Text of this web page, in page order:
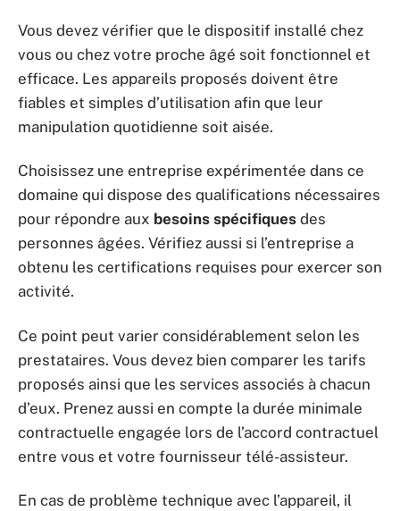
Vous devez vérifier que le dispositif installé chez
vous ou chez votre proche âgé soit fonctionnel et
efficace. Les appareils proposés doivent être
fiables et simples d’utilisation afin que leur
manipulation quotidienne soit aisée.
Choisissez une entreprise expérimentée dans ce
domaine qui dispose des qualifications nécessaires
pour répondre aux besoins spécifiques des
personnes âgées. Vérifiez aussi si l’entreprise a
obtenu les certifications requises pour exercer son
activité.
Ce point peut varier considérablement selon les
prestataires. Vous devez bien comparer les tarifs
proposés ainsi que les services associés à chacun
d’eux. Prenez aussi en compte la durée minimale
contractuelle engagée lors de l’accord contractuel
entre vous et votre fournisseur télé-assisteur.
En cas de problème technique avec l’appareil, il